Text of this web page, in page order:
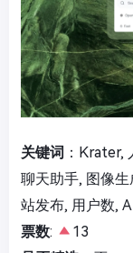
关键词 ：Krater,
聊天助手, 图像
站发布, 用户数,
票数:
13